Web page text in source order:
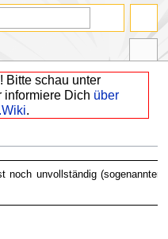
schau unter
informiere Dich über
.
noch unvollständig (sogenannter "